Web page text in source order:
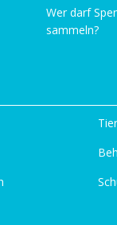
Wer darf
sammeln?